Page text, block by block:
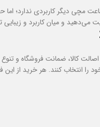
مچی دیگر کاربردی ندارد؛
و میان کاربرد و زیبایی
کالا، ضمانت فروشگاه و
را انتخاب کنند. هر خرید از